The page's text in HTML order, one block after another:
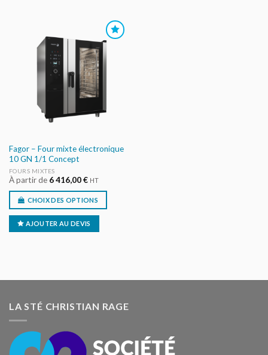
AJOUTER
AU DEVIS
Fagor – Four mixte électronique
10 GN 1/1 Concept
FOURS MIXTES
À partir de 6 416,00€ HT
CHOIX DES OPTIONS
AJOUTER AU DEVIS
LA STÉ CHRISTIAN RAGE